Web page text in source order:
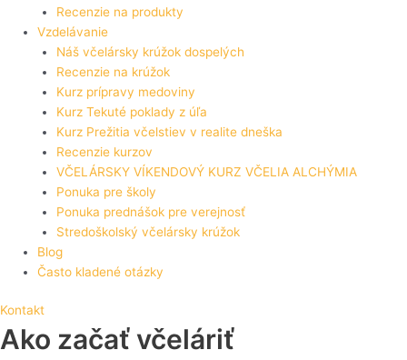
Recenzie na produkty
Vzdelávanie
Náš včelársky krúžok dospelých
Recenzie na krúžok
Kurz prípravy medoviny
Kurz Tekuté poklady z úľa
Kurz Prežitia včelstiev v realite dneška
Recenzie kurzov
VČELÁRSKY VÍKENDOVÝ KURZ VČELIA ALCHÝMIA
Ponuka pre školy
Ponuka prednášok pre verejnosť
Stredoškolský včelársky krúžok
Blog
Často kladené otázky
Kontakt
Ako začať včeláriť